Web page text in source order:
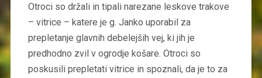
Otroci so držali in tipali narezane leskove trakove
– vitrice – katere je g. Janko uporabil za
prepletanje glavnih debelejših vej, ki jih je
predhodno zvil v ogrodje košare. Otroci so
poskusili prepletati vitrice in spoznali, da je to za